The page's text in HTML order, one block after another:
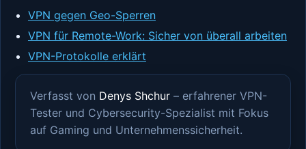
VPN gegen Geo-Sperren
VPN für Remote-Work: Sicher von überall arbeiten
VPN-Protokolle erklärt
Verfasst von Denys Shchur– erfahrener VPN-
Tester und Cybersecurity-Spezialist mit Fokus
auf Gaming und Unternehmenssicherheit.